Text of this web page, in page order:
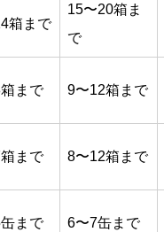
箱まで
15〜20箱ま
で
まで 9〜12箱まで
まで 8〜12箱まで
まで 6〜7缶まで